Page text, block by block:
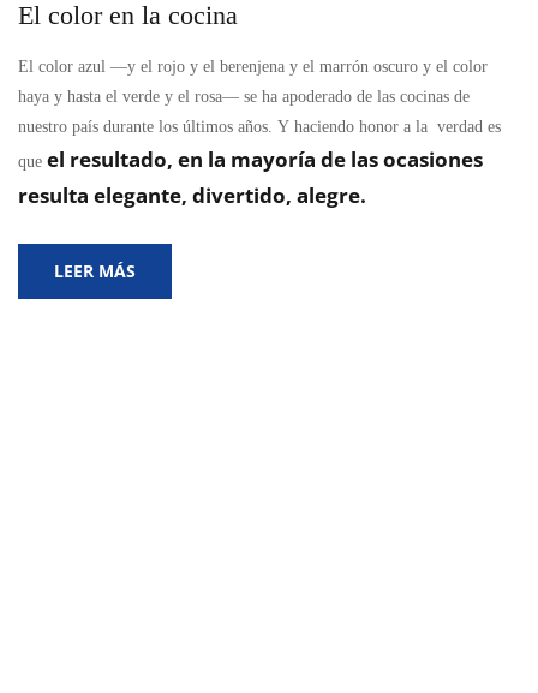
El color en la cocina
El color azul —y el rojo y el berenjena y el marrón oscuro y el color
haya y hasta el verde y el rosa— se ha apoderado de las cocinas de
nuestro país durante los últimos años. Y haciendo honor a la verdad es
que el resultado, en la mayoría de las ocasiones
resulta elegante, divertido, alegre.
LEER MÁS